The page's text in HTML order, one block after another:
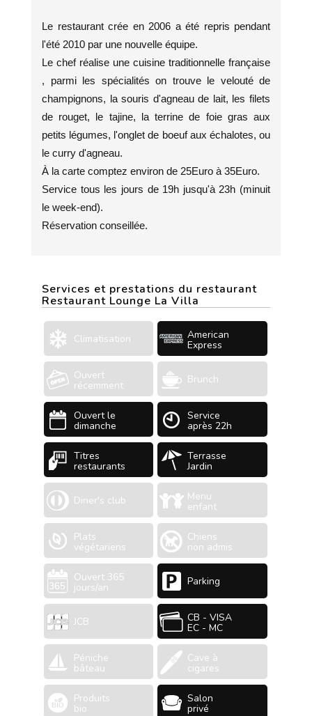
Le restaurant crée en 2006 a été repris pendant
l'été 2010 par une nouvelle équipe.
Le chef réalise une cuisine traditionnelle française
, parmi les spécialités on trouve le velouté de
champignons, la souris d'agneau de lait, les filets
de rouget, le tajine, la terrine de foie gras aux
petits légumes, l'onglet de boeuf aux échalotes, ou
le curry d'agneau.
À la carte comptez environ de 25Euro à 35Euro.
Service tous les jours de 19h jusqu'à 23h (minuit
le week-end).
Réservation conseillée.
Services et prestations du restaurant
Restaurant Lounge La Villa
Climatisation American
Express
Ouvert
récemment Brunch
Ouvert le
dimanche
Service
après 22h
Titres
restaurants
Terrasse
Jardin
Diner's club Menu
enfant
Plats
végétariens
Chiens
non admis
Ouvert 365
jours/an Parking
JCB CB - VISA
EC - MC
Péniche
bâteau
Cave à
cigares
Produits
bio
Salon
privé